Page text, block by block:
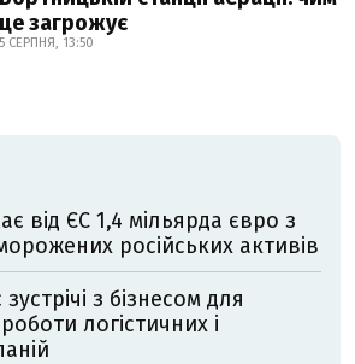
це загрожує
5 СЕРПНЯ, 13:50
від ЄС 1,4 мільярда євро з
російських активів
з бізнесом для
логістичних і